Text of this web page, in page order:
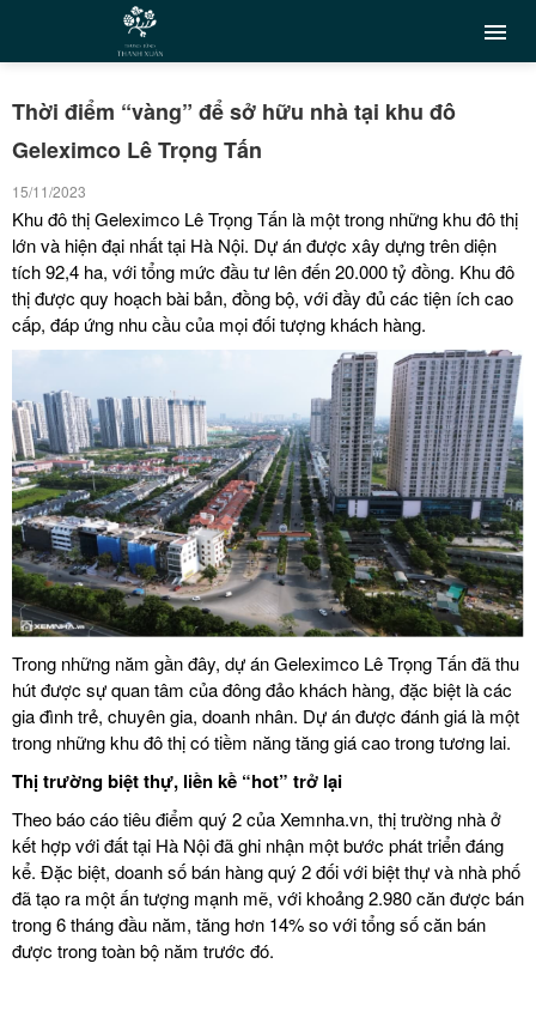
Thời điểm “vàng” để sở hữu nhà tại khu đô
Geleximco Lê Trọng Tấn
15/11/2023
Khu đô thị Geleximco Lê Trọng Tấn là một trong những khu đô thị
lớn và hiện đại nhất tại Hà Nội. Dự án được xây dựng trên diện
tích 92,4 ha, với tổng mức đầu tư lên đến 20.000 tỷ đồng. Khu đô
thị được quy hoạch bài bản, đồng bộ, với đầy đủ các tiện ích cao
cấp, đáp ứng nhu cầu của mọi đối tượng khách hàng.
Trong những năm gần đây, dự án Geleximco Lê Trọng Tấnđã thu
hút được sự quan tâm của đông đảo khách hàng, đặc biệt là các
gia đình trẻ, chuyên gia, doanh nhân. Dự án được đánh giá là một
trong những khu đô thị có tiềm năng tăng giá cao trong tương lai.
Thị trường biệt thự, liền kề “hot” trở lại
Theo báo cáo tiêu điểm quý 2 của Xemnha.vn, thị trường nhà ở
kết hợp với đất tại Hà Nội đã ghi nhận một bước phát triển đáng
kể. Đặc biệt, doanh số bán hàng quý 2 đối với biệt thự và nhà phố
đã tạo ra một ấn tượng mạnh mẽ, với khoảng 2.980 căn được bán
trong 6 tháng đầu năm, tăng hơn 14% so với tổng số căn bán
được trong toàn bộ năm trước đó.